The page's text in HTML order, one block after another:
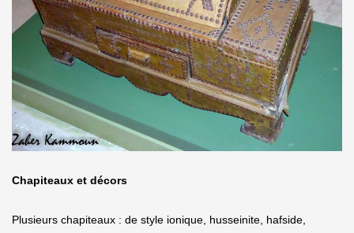
Chapiteaux et décors
Plusieurs chapiteaux : de style ionique, husseinite, hafside,